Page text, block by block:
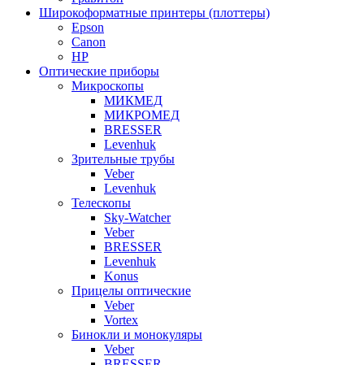
Широкоформатные принтеры (плоттеры)
Epson
Canon
HP
Оптические приборы
Микроскопы
МИКМЕД
МИКРОМЕД
BRESSER
Levenhuk
Зрительные трубы
Veber
Levenhuk
Телескопы
Sky-Watcher
Veber
BRESSER
Levenhuk
Konus
Прицелы оптические
Veber
Vortex
Бинокли и монокуляры
Veber